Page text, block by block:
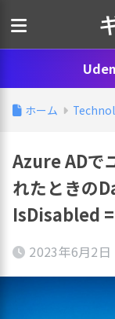
ホーム
Azure ADで
れたときの
IsDisabled
2023年6月2日